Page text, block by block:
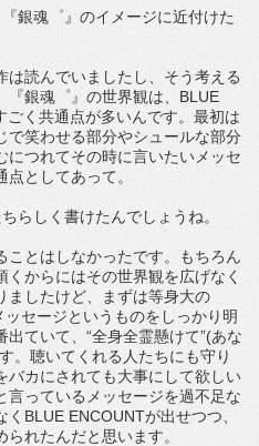
銀魂゜』のイメージに近付けた
は読んでいましたし、そう考える
『銀魂゜』の世界観は、BLUE
く共通点が多いんです。最初は
で笑わせる部分やシュールな部分
につれてその時に言いたいメッセ
としてあって。
らしく書けたんでしょうね。
ことはしなかったです。もちろん
からにはその世界観を広げなく
ましたけど、まずは等身大の
セージというものをしっかり明
ていて、“全身全霊懸けて”(あな
。聴いてくれる人たちにも守り
バカにされても大事にして欲しい
言っているメッセージを過不足な
BLUE ENCOUNTが出せつつ、
られたんだと思います。